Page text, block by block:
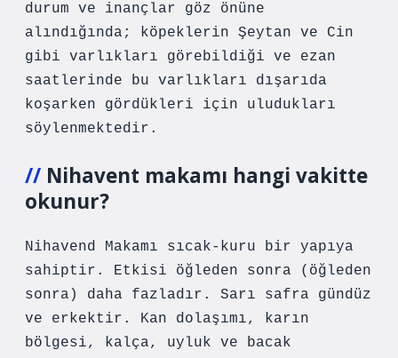
durum ve inançlar göz önüne
alındığında; köpeklerin Şeytan ve Cin
gibi varlıkları görebildiği ve ezan
saatlerinde bu varlıkları dışarıda
koşarken gördükleri için uludukları
söylenmektedir.
Nihavent makamı hangi vakitte
okunur?
Nihavend Makamı sıcak-kuru bir yapıya
sahiptir. Etkisi öğleden sonra (öğleden
sonra) daha fazladır. Sarı safra gündüz
ve erkektir. Kan dolaşımı, karın
bölgesi, kalça, uyluk ve bacak